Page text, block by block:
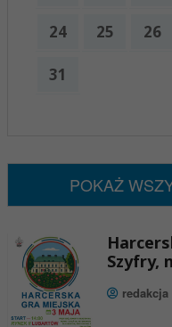
24 25 26
31
POKAŻ
Szyfry,
redakcja